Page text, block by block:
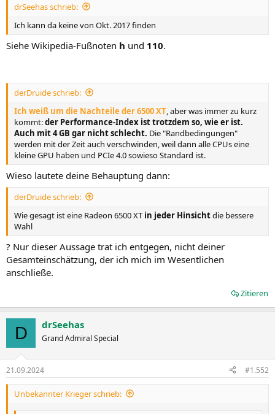
drSeehas schrieb:
Ich kann da keine von Okt. 2017 finden
Siehe Wikipedia-Fußnoten h und 110.
derDruide schrieb:
Ich weiß um die Nachteile der 6500 XT , aber was immer zu kurz
kommt:der Performance-Index ist trotzdem so, wie er ist.
Auch mit 4 GB gar nicht schlecht. Die "Randbedingungen"
werden mit der Zeit auch verschwinden, weil dann alle CPUs eine
kleine GPU haben und PCIe 4.0 sowieso Standard ist.
Wieso lautete deine Behauptung dann:
derDruide schrieb:
Wie gesagt ist eine Radeon 6500 XT in jeder Hinsichtdie bessere
Wahl
? Nur dieser Aussage trat ich entgegen, nicht deiner
Gesamteinschätzung, der ich mich im Wesentlichen
anschließe.
Zitieren
D drSeehas
Grand Admiral Special
21.09.2024 #1.552
Unbekannter Krieger schrieb: